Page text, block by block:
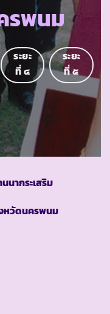
รพนม
ระยะ
ที่ ๔
ระยะ
ที่ ๕
นากระเสริม
หวัดนครพนม